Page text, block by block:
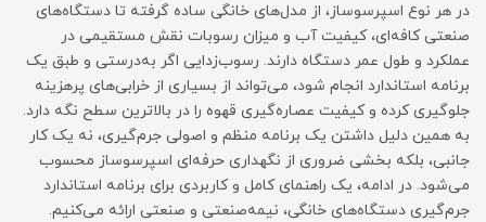
در هر نوع اسپرسوساز، از مدل‌های خانگی ساده گرفته تا دستگاه‌های
صنعتی کافه‌ای، کیفیت آب و میزان رسوبات نقش مستقیمی در
عملکرد و طول عمر دستگاه دارند. رسوب‌زدایی اگر به‌درستی و طبق یک
برنامه استاندارد انجام شود، می‌تواند از بسیاری از خرابی‌های پرهزینه
جلوگیری کرده و کیفیت عصاره‌گیری قهوه را در بالاترین سطح نگه دارد.
به همین دلیل داشتن یک برنامه منظم و اصولی جرم‌گیری، نه یک کار
جانبی، بلکه بخشی ضروری از نگهداری حرفه‌ای اسپرسوساز محسوب
می‌شود. در ادامه، یک راهنمای کامل و کاربردی برای برنامه استاندارد
جرم‌گیری دستگاه‌های خانگی، نیمه‌صنعتی و صنعتی ارائه می‌کنیم.